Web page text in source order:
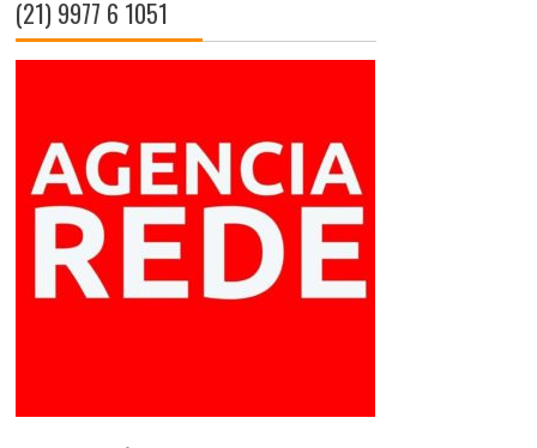
(21) 9977 6 1051